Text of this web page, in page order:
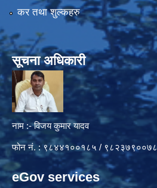
कर तथा शुल्कहरु
सूचना अधिकारी
नाम :- विजय कुमार यादव
फोन नं. : ९८४४१००१८५ / ९८२३७९००७८
eGov services